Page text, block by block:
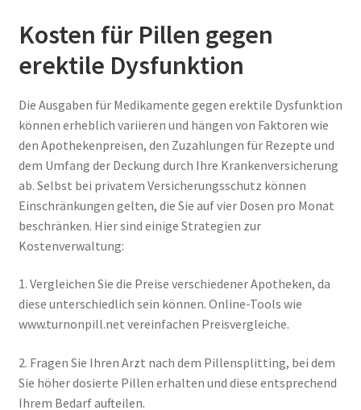
Kosten für Pillen gegen
erektile Dysfunktion
Die Ausgaben für Medikamente gegen erektile Dysfunktion
können erheblich variieren und hängen von Faktoren wie
den Apothekenpreisen, den Zuzahlungen für Rezepte und
dem Umfang der Deckung durch Ihre Krankenversicherung
ab. Selbst bei privatem Versicherungsschutz können
Einschränkungen gelten, die Sie auf vier Dosen pro Monat
beschränken. Hier sind einige Strategien zur
Kostenverwaltung:
1. Vergleichen Sie die Preise verschiedener Apotheken, da
diese unterschiedlich sein können. Online-Tools wie
www.turnonpill.net vereinfachen Preisvergleiche.
2. Fragen Sie Ihren Arzt nach dem Pillensplitting, bei dem
Sie höher dosierte Pillen erhalten und diese entsprechend
Ihrem Bedarf aufteilen.